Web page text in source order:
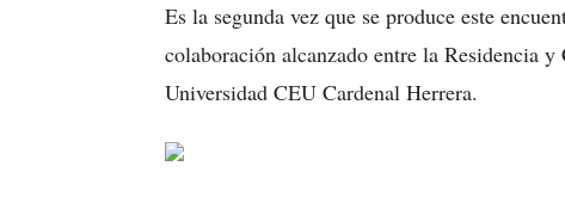
Es la segunda vez que se produce este
colaboración alcanzado entre la Residencia
Universidad CEU Cardenal Herrera.